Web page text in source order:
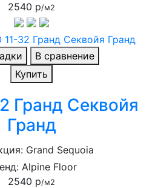
2540 р/м2
В сравнение
Купить
Гранд Секвойя
Гранд
Grand Sequoia
Alpine Floor
2540 р/м2